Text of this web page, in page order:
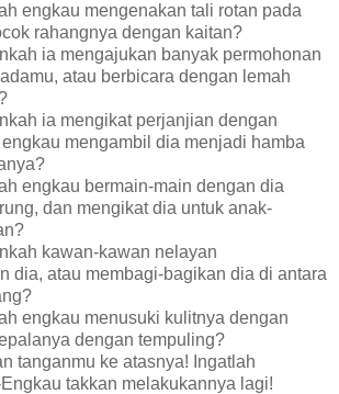
engkau mengenakan tali rotan pada
rahangnya dengan kaitan?
ia mengajukan banyak permohonan
atau berbicara dengan lemah
ia mengikat perjanjian dengan
mengambil dia menjadi hamba
engkau bermain-main dengan dia
dan mengikat dia untuk anak-
kawan-kawan nelayan
dia, atau membagi-bagikan dia di antara
engkau menusuki kulitnya dengan
dengan tempuling?
tanganmu ke atasnya! Ingatlah
takkan melakukannya lagi!